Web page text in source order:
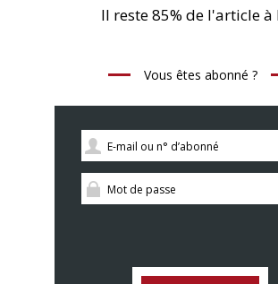
Il reste 85% de l'article à
Vous êtes abonné ?